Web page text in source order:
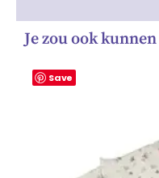
Je zou ook
Save
prijs